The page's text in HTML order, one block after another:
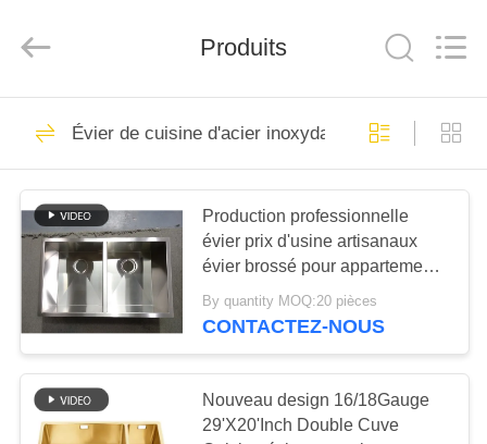
MAISON
PRODUITS
AU
SUJET
DE
NOUS
VISITE
Factory.
Developed
Évier de cuisine
d'acier inoxydable
de tablier
Évier de cuisine
46
Produits
Évier de cuisine d'acier inoxydable d'Undermount
Production professionnelle
évier prix d'usine artisanaux
évier brossé pour appartement
hôtel cuisine sous-montage
double bols 304 éviers de
By quantity MOQ:20 pièces
CONTACTEZ-NOUS
Nouveau design 16/18Gauge
29'X20'Inch Double Cuve